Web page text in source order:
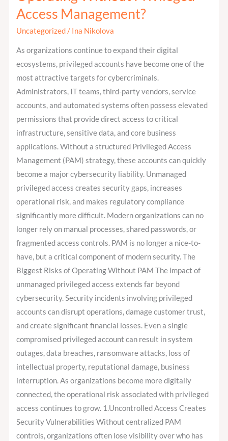
Access Management?
Uncategorized/ Ina Nikolova
As organizations continue to expand their digital
ecosystems, privileged accounts have become one of the
most attractive targets for cybercriminals.
Administrators, IT teams, third-party vendors, service
accounts, and automated systems often possess elevated
permissions that provide direct access to critical
infrastructure, sensitive data, and core business
applications. Without a structured Privileged Access
Management (PAM) strategy, these accounts can quickly
become a major cybersecurity liability. Unmanaged
privileged access creates security gaps, increases
operational risk, and makes regulatory compliance
significantly more difficult. Modern organizations can no
longer rely on manual processes, shared passwords, or
fragmented access controls. PAM is no longer a nice-to-
have, but a critical component of modern security. The
Biggest Risks of Operating Without PAM The impact of
unmanaged privileged access extends far beyond
cybersecurity. Security incidents involving privileged
accounts can disrupt operations, damage customer trust,
and create significant financial losses. Even a single
compromised privileged account can result in system
outages, data breaches, ransomware attacks, loss of
intellectual property, reputational damage, business
interruption. As organizations become more digitally
connected, the operational risk associated with privileged
access continues to grow. 1.Uncontrolled Access Creates
Security Vulnerabilities Without centralized PAM
controls, organizations often lose visibility over who has
the
Major
Risks